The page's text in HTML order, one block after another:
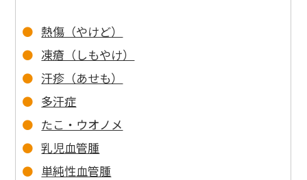
熱傷（やけど）
凍瘡（しもやけ）
汗疹（あせも）
多汗症
たこ・ウオノメ
乳児血管腫
単純性血管腫